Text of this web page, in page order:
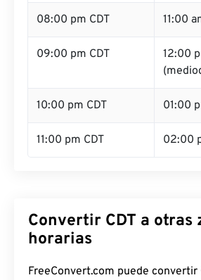
08:00 pm CDT 11:00
09:00 pm CDT
12:00
10:00 pm CDT 01:00
11:00 pm CDT 02:00
Convertir CDT a otras
horarias
FreeConvert.com puede convertir